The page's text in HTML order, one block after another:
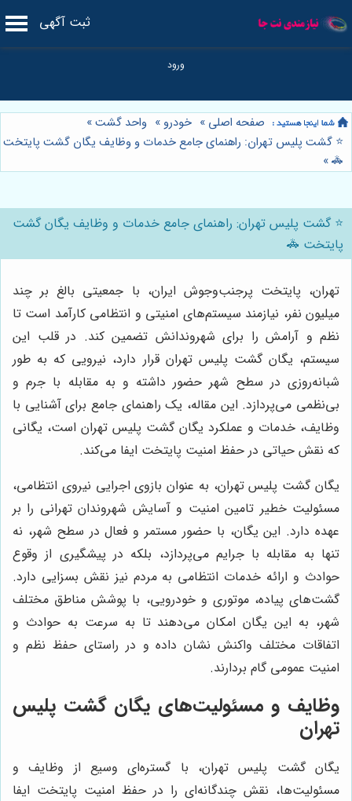
ثبت آگهی
صفحه اصلی » خودرو » واحد گشت»
⭐️ گشت پلیس تهران: راهنمای جامع خدمات و وظایف یگان گشت پایتخت
🚓
»
⭐️ گشت پلیس تهران: راهنمای جامع خدمات و وظایف یگان گشت
پایتخت 🚓
تهران، پایتخت پرجنب‌وجوش ایران، با جمعیتی بالغ بر چند
میلیون نفر، نیازمند سیستم‌های امنیتی و انتظامی کارآمد است تا
نظم و آرامش را برای شهروندانش تضمین کند. در قلب این
سیستم، یگان گشت پلیس تهران قرار دارد، نیرویی که به طور
شبانه‌روزی در سطح شهر حضور داشته و به مقابله با جرم و
بی‌نظمی می‌پردازد. این مقاله، یک راهنمای جامع برای آشنایی با
وظایف، خدمات و عملکرد یگان گشت پلیس تهران است، یگانی
که نقش حیاتی در حفظ امنیت پایتخت ایفا می‌کند.
یگان گشت پلیس تهران، به عنوان بازوی اجرایی نیروی انتظامی،
مسئولیت خطیر تامین امنیت و آسایش شهروندان تهرانی را بر
عهده دارد. این یگان، با حضور مستمر و فعال در سطح شهر، نه
تنها به مقابله با جرایم می‌پردازد، بلکه در پیشگیری از وقوع
حوادث و ارائه خدمات انتظامی به مردم نیز نقش بسزایی دارد.
گشت‌های پیاده، موتوری و خودرویی، با پوشش مناطق مختلف
شهر، به این یگان امکان می‌دهند تا به سرعت به حوادث و
اتفاقات مختلف واکنش نشان داده و در راستای حفظ نظم و
امنیت عمومی گام بردارند.
وظایف و مسئولیت‌های یگان گشت پلیس
تهران
یگان گشت پلیس تهران، با گستره‌ای وسیع از وظایف و
مسئولیت‌ها، نقش چندگانه‌ای را در حفظ امنیت پایتخت ایفا